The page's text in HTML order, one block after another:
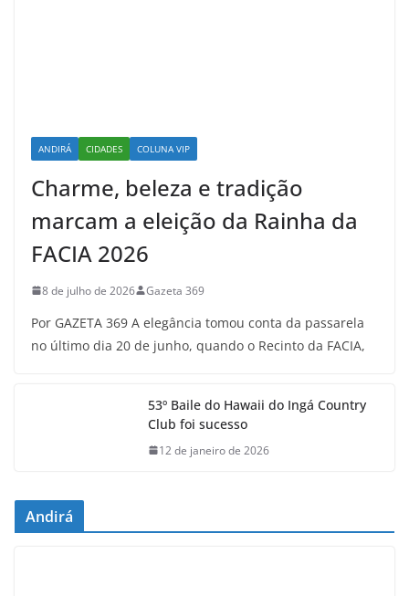
ANDIRÁ CIDADES COLUNA VIP
Charme, beleza e tradição
marcam a eleição da Rainha da
FACIA 2026
8 de julho de 2026 Gazeta 369
Por GAZETA 369 A elegância tomou conta da passarela
no último dia 20 de junho, quando o Recinto da FACIA,
53º Baile do Hawaii do Ingá Country
Club foi sucesso
12 de janeiro de 2026
Andirá